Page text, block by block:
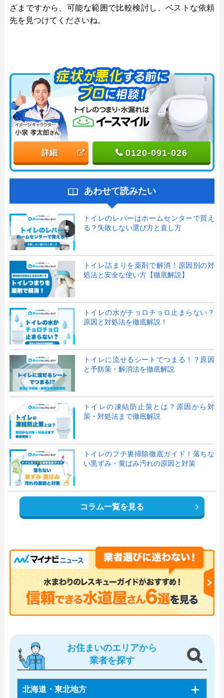
ざまですから、可能な範囲で比較検討し、ベストな依頼
先を見つけてくださいね。
詳細 0120-091-026
あわせて読みたい
トイレのレバーはホームセンターで買え
る？失敗しない選び方と直し方
トイレ詰まりを薬剤で解消！原因別の対
処法と安全な使い方【徹底解説】
トイレの水がチョロチョロ止まらない？
原因と対処法を徹底解説！
トイレに流せるシートでつまる！？原因
と予防策・解消法を徹底解説
トイレの凍結防止策とは？原因から対
策・対処法まで徹底解説
トイレのフチ裏掃除徹底ガイド！落ちな
い黒ずみ・黄ばみ汚れの原因と対策
コラム一覧を見る
お住まいのエリアから
業者を探す
北海道・東北地方